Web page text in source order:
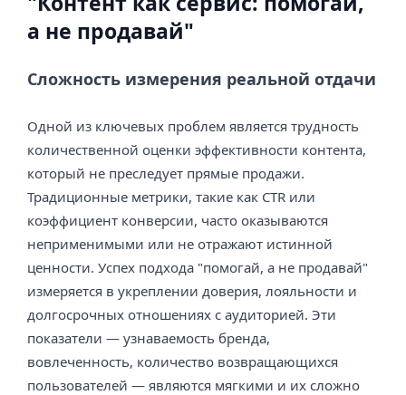
а не продавай"
Сложность измерения реальной отдачи
Одной из ключевых проблем является трудность
количественной оценки эффективности контента,
который не преследует прямые продажи.
Традиционные метрики, такие как CTR или
коэффициент конверсии, часто оказываются
неприменимыми или не отражают истинной
ценности. Успех подхода "помогай, а не продавай"
измеряется в укреплении доверия, лояльности и
долгосрочных отношениях с аудиторией. Эти
показатели — узнаваемость бренда,
вовлеченность, количество возвращающихся
пользователей — являются мягкими и их сложно